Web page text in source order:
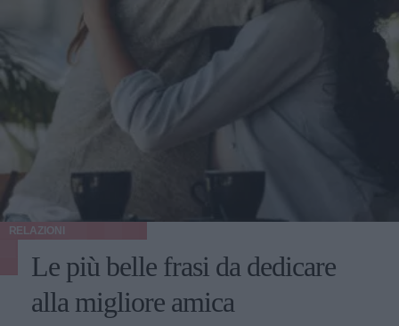
RELAZIONI
Le più belle frasi da dedicare
alla migliore amica